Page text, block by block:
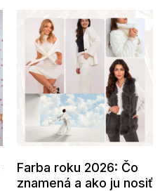
Farba roku 2026: Čo
znamená a ako ju nosiť